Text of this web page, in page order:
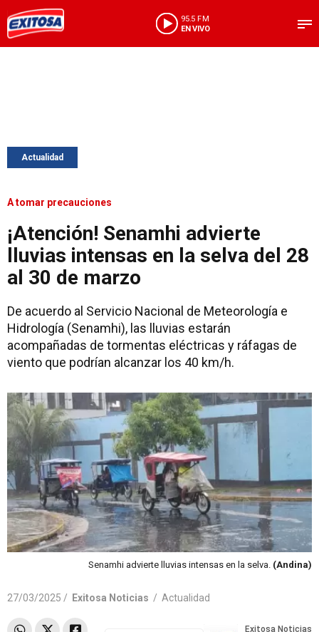
95.5 FM
EN VIVO
Actualidad
A tomar precauciones
¡Atención! Senamhi advierte
lluvias intensas en la selva del 28
al 30 de marzo
De acuerdo al Servicio Nacional de Meteorología e
Hidrología (Senamhi), las lluvias estarán
acompañadas de tormentas eléctricas y ráfagas de
viento que podrían alcanzar los 40 km/h.
Senamhi advierte lluvias intensas en la selva. (Andina)
27/03/2025 / Exitosa Noticias / Actualidad